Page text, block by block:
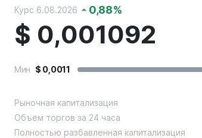
Курс 6.08.2026 0,88%
$ 0,001092
Мин $ 0,0011
Рыночная капитализация
Объем торгов за 24 часа
Полностью разбавленная капитализация